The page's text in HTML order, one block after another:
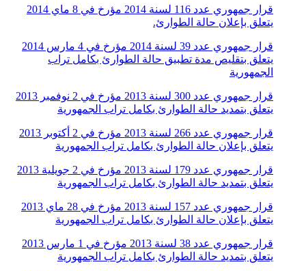
قرار جمهوري عدد 116 لسنة 2014 مؤرخ في 8 ماي 2014
يتعلق بإعلان حالة الطوارئ.
قرار جمهوري عدد 39 لسنة 2014 مؤرخ في 4 مارس 2014
يتعلق بتقليص مدة تطبيق حالة الطوارئ بكامل تراب
الجمهورية
قرار جمهوري عدد 300 لسنة 2013 مؤرخ في 2 نوفمبر 2013
يتعلق بتمديد حالة الطوارئ بكامل تراب الجمهورية
قرار جمهوري عدد 266 لسنة 2013 مؤرخ في 2 أكتوبر 2013
يتعلق بإعلان حالة الطوارئ بكامل تراب الجمهورية
قرار جمهوري عدد 179 لسنة 2013 مؤرخ في 2 جويلية 2013
يتعلق بتمديد حالة الطوارئ بكامل تراب الجمهورية
قرار جمهوري عدد 157 لسنة 2013 مؤرخ في 28 ماي 2013
يتعلق بإعلان حالة الطوارئ بكامل تراب الجمهورية
قرار جمهوري عدد 38 لسنة 2013 مؤرخ في 1 مارس 2013
يتعلق بتمديد حالة الطوارئ بكامل تراب الجمهورية